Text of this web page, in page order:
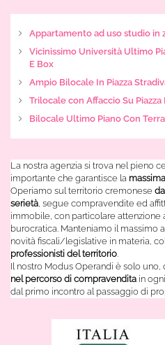
Appartamento ad uso studio in
Vicinissimo Università Ultimo
E Box
Ampio Bilocale In Piazza
Trilocale con Affaccio Su Piazza
Bilocale Ultimo Piano Con
La nostra agenzia si trova nel pieno
importante che garantisce la
Operiamo sul territorio cremonese
serietà, segue compravendite ed
immobile, con particolare
burocratica. Manteniamo il massimo
novità fiscali/legislative in materia,
professionisti del territorio.
Il nostro Modus Operandi è solo uno,
nel percorso di compravendita in
dal primo incontro al passaggio di